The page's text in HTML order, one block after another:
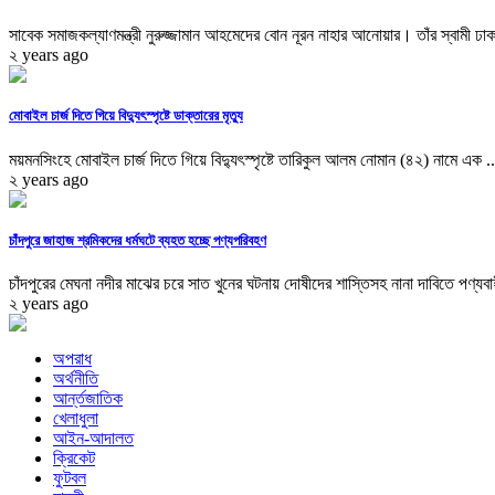
সাবেক সমাজকল্যাণমন্ত্রী নুরুজ্জামান আহমেদের বোন নূরন নাহার আনোয়ার। তাঁর স্বামী
২ years ago
মোবাইল চার্জ দিতে গিয়ে বিদ্যুৎস্পৃষ্টে ডাক্তারের মৃত্যু
ময়মনসিংহে মোবাইল চার্জ দিতে গিয়ে বিদ্যুৎস্পৃষ্টে তারিকুল আলম নোমান (৪২) নামে এক
২ years ago
চাঁদপুরে জাহাজ শ্রমিকদের ধর্মঘটে ব্যহত হচ্ছে পণ্যপরিবহণ
চাঁদপুরের মেঘনা নদীর মাঝের চরে সাত খুনের ঘটনায় দোষীদের শাস্তিসহ নানা দাবিতে
২ years ago
অপরাধ
অর্থনীতি
আর্ন্তজাতিক
খেলাধুলা
আইন-আদালত
ক্রিকেট
ফুটবল